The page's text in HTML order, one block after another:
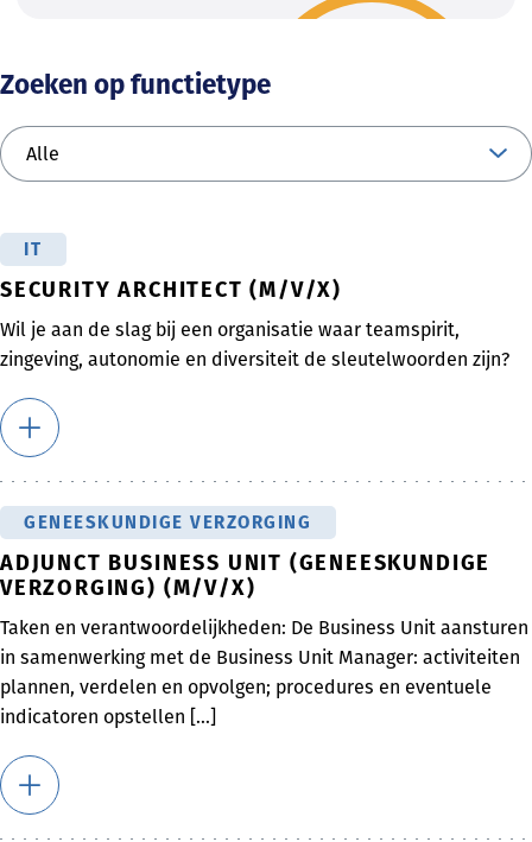
Zoeken op functietype
IT
SECURITY ARCHITECT (M/V/X)
Wil je aan de slag bij een organisatie waar teamspirit,
zingeving, autonomie en diversiteit de sleutelwoorden zijn?
GENEESKUNDIGE VERZORGING
ADJUNCT BUSINESS UNIT (GENEESKUNDIGE
VERZORGING) (M/V/X)
Taken en verantwoordelijkheden: De Business Unit aansturen
in samenwerking met de Business Unit Manager: activiteiten
plannen, verdelen en opvolgen; procedures en eventuele
indicatoren opstellen [...]